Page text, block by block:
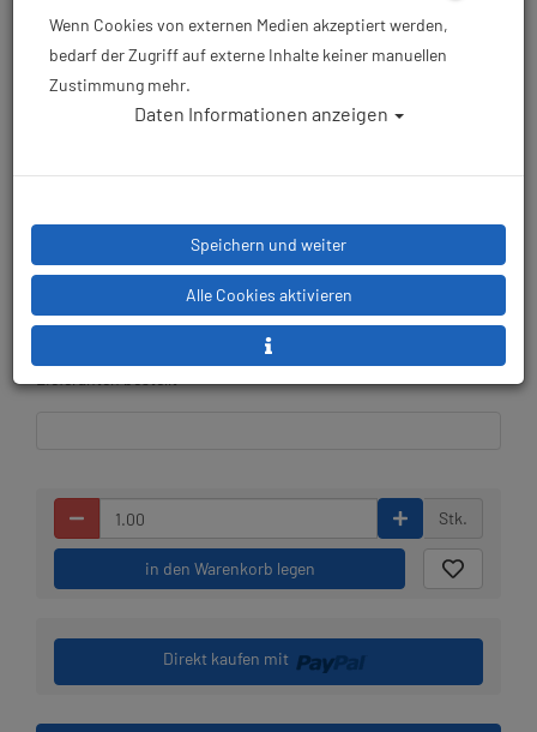
179,00 €*
Lieferbar in 1-2 Wochen,
der Artikel wird nach
Stk.
in den Warenkorb legen
Direkt kaufen mit
Wenn Cookies von externen Medien akzeptiert werden,
bedarf der Zugriff auf externe Inhalte keiner manuellen
Zustimmung mehr.
Daten Informationen anzeigen
Speichern und weiter
Alle Cookies aktivieren